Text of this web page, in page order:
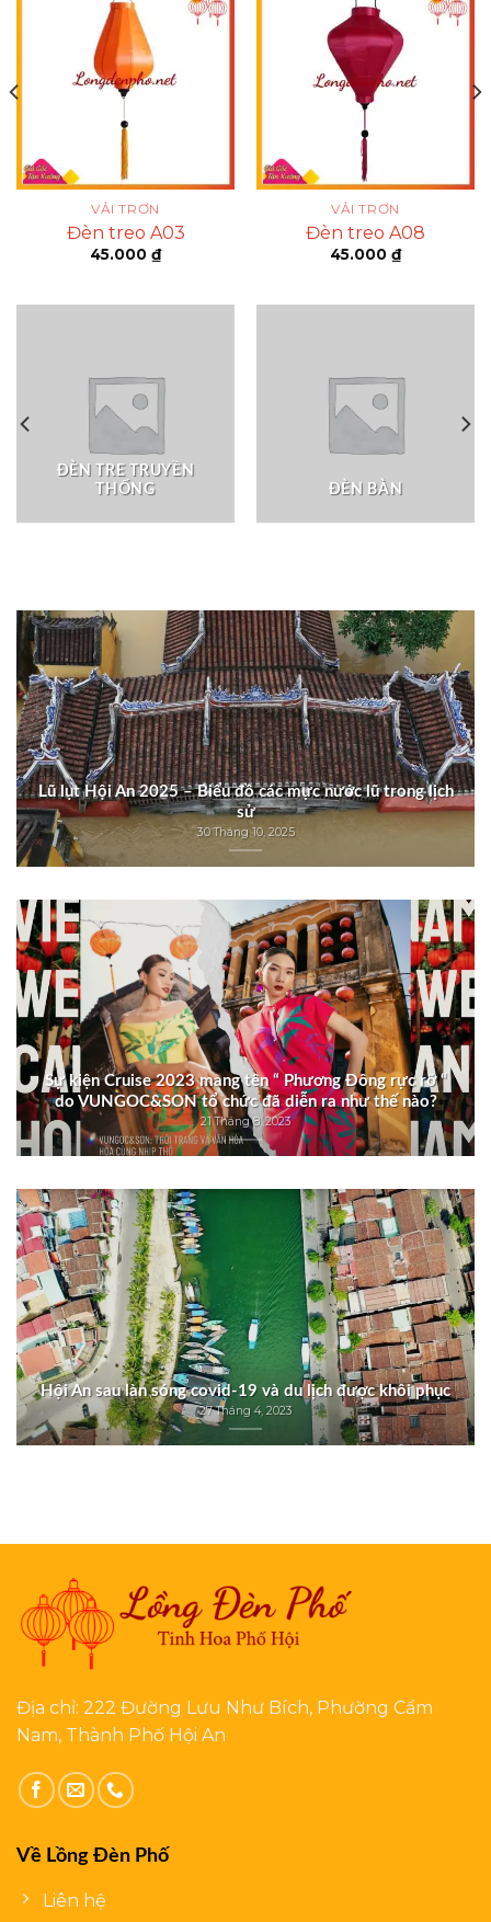
VẢI TRƠN
Đèn treo A03
45.000 ₫
VẢI TRƠN
Đèn treo A08
45.000 ₫
ĐÈN TRE TRUYỀN
THỐNG
ĐÈN BÀN
Lũ lụt Hội An 2025 – Biểu đồ các mực nước lũ trong lịch
sử
30 Tháng 10, 2025
Sự kiện Cruise 2023 mang tên “ Phương Đông rực rỡ “
do VUNGOC&SON tổ chức đã diễn ra như thế nào?
21 Tháng 8, 2023
Hội An sau làn sóng covid-19 và du lịch được khôi phục
27 Tháng 4, 2023
Địa chỉ: 222 Đường Lưu Như Bích, Phường Cẩm
Nam, Thành Phố Hội An
Về Lồng Đèn Phố
Liên hệ